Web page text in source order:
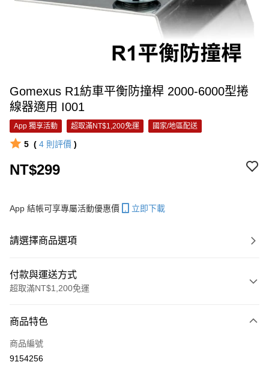
Gomexus R1紡車平衡防撞桿 2000-6000型捲
線器適用 I001
App 獨享活動 超取滿NT$1,200免運 國家/地區配送
5 ( 4 則評價 )
NT$299
App 結帳可享專屬活動優惠價 立即下載
請選擇商品選項
付款與運送方式
超取滿NT$1,200免運
信用卡一次付款
信用卡分期付款
商品特色
商品編號
9154256